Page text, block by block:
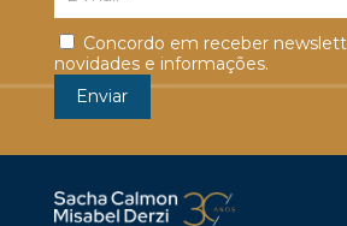
Concordo em receber
novidades e informações.